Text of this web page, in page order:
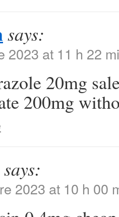
says:
2023 at 11 h 22
20mg
200mg
says:
2023 at 10 h 00